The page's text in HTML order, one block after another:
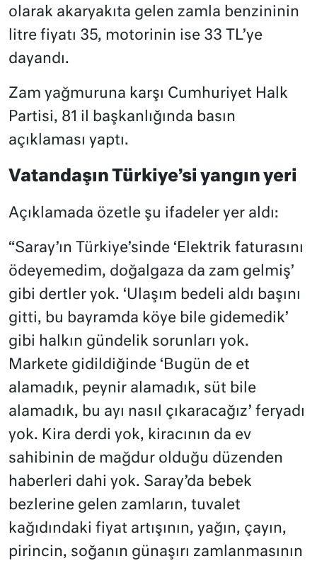
olarak akaryakıta gelen zamla benzininin
litre fiyatı 35, motorinin ise 33 TL’ye
dayandı.
Zam yağmuruna karşı Cumhuriyet Halk
Partisi, 81 il başkanlığında basın
açıklaması yaptı.
Vatandaşın Türkiye’si yangın yeri
Açıklamada özetle şu ifadeler yer aldı:
“Saray’ın Türkiye’sinde ‘Elektrik faturasını
ödeyemedim, doğalgaza da zam gelmiş’
gibi dertler yok. ‘Ulaşım bedeli aldı başını
gitti, bu bayramda köye bile gidemedik’
gibi halkın gündelik sorunları yok.
Markete gidildiğinde ‘Bugün de et
alamadık, peynir alamadık, süt bile
alamadık, bu ayı nasıl çıkaracağız’ feryadı
yok. Kira derdi yok, kiracının da ev
sahibinin de mağdur olduğu düzenden
haberleri dahi yok. Saray’da bebek
bezlerine gelen zamların, tuvalet
kağıdındaki fiyat artışının, yağın, çayın,
pirincin, soğanın günaşırı zamlanmasının